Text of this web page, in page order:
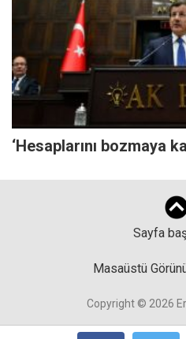
‘Hesaplarını bozmaya
Sayfa
Masaüstü
Copyright © 2026